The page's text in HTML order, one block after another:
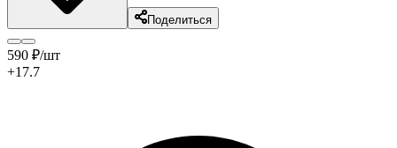
Поделиться
590 ₽/шт
+17.7